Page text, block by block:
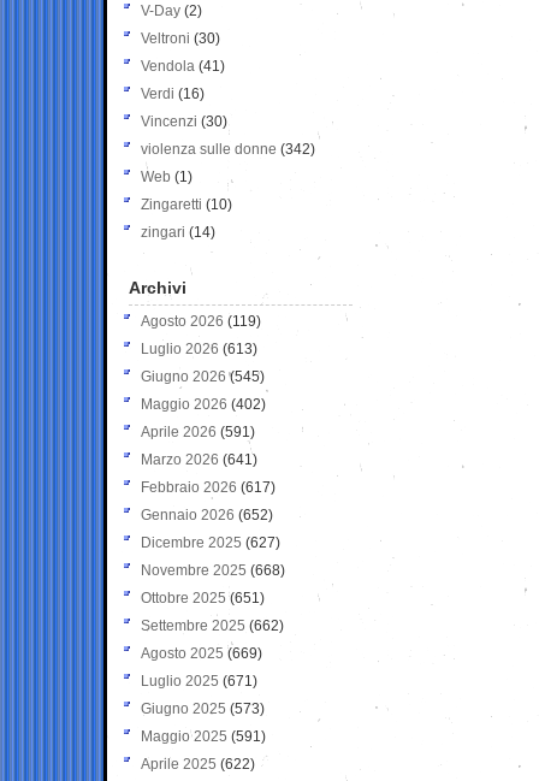
V-Day (2)
Veltroni (30)
Vendola (41)
Verdi (16)
Vincenzi (30)
violenza sulle donne (342)
Web (1)
Zingaretti (10)
zingari (14)
Archivi
Agosto 2026 (119)
Luglio 2026 (613)
Giugno 2026 (545)
Maggio 2026 (402)
Aprile 2026 (591)
Marzo 2026 (641)
Febbraio 2026 (617)
Gennaio 2026 (652)
Dicembre 2025 (627)
Novembre 2025 (668)
Ottobre 2025 (651)
Settembre 2025 (662)
Agosto 2025 (669)
Luglio 2025 (671)
Giugno 2025 (573)
Maggio 2025 (591)
Aprile 2025 (622)